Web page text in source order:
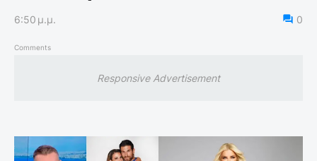
6:50 μ.μ. 0
Comments
Responsive Advertisement